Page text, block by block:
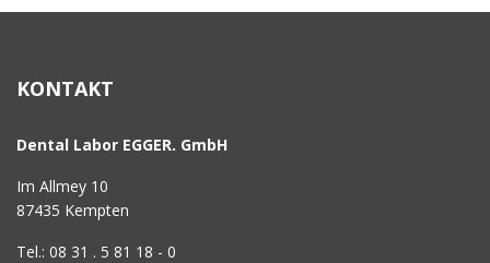
KONTAKT
Dental Labor EGGER. GmbH
Im Allmey 10
87435 Kempten
Tel.: 08 31 . 5 81 18 - 0